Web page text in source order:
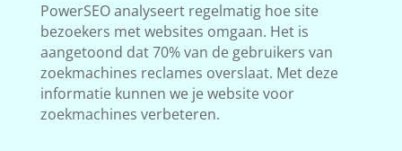
PowerSEO analyseert regelmatig hoe site
bezoekers met websites omgaan. Het is
aangetoond dat 70% van de gebruikers van
zoekmachines reclames overslaat. Met deze
informatie kunnen we je website voor
zoekmachines verbeteren.